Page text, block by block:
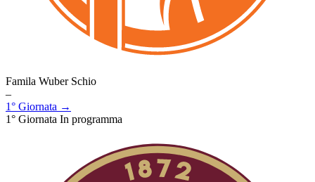
Famila Wuber Schio
–
1° Giornata →
1° Giornata In programma